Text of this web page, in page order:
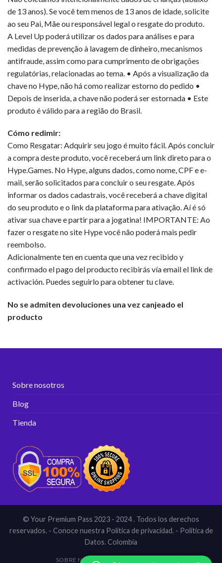
de 13 anos). Se você tem menos de 13 anos de idade, solicite
ao seu Pai, Mãe ou responsável legal o resgate do produto.
A Level Up poderá utilizar os dados para análises e para
medidas de prevenção à lavagem de dinheiro, mecanismos
antifraude, assim como para cumprimento de obrigações
regulatórias, relacionadas ao tema. • Após a visualização da
chave no Hype, não há como realizar estorno do pedido •
Depois de inserida, a chave não poderá ser estornada • Este
produto é válido para a região do Brasil.
Cómo redimir:
Como Resgatar: Adquirir seu jogo é muito fácil. Após concluir
a compra deste produto, você receberá um link direto para o
Hype.Games. No Hype, alguns dados, como nome, CPF e e-
mail, serão solicitados para concluir o seu resgate. Após
informar os dados cadastrais, você receberá a chave digital
do seu produto e o link da plataforma para ativação. Aí é só
ativar sua chave e partir para a jogatina! IMPORTANTE: Ao
fazer o resgate no site Hype você não poderá mais pedir
reembolso.
Adicionalmente ten en cuenta que una vez recibido y
confirmado el pago del producto recibirás vía email el link de
activación. Puedes seguirlo para obtener tu clave.
No se admiten devoluciones una vez canjeado el
producto
Sobre nosotros
Blog
Tienda
© Your Premium Pass 2023 - 2024 . Todos los derechos
reservados. - Conoce nuestra Política de privacidad. - Política de
Datos. Colombia
SOBRE NOSOTROS